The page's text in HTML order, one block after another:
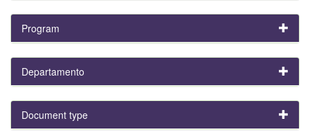
Program
Departamento
Document type